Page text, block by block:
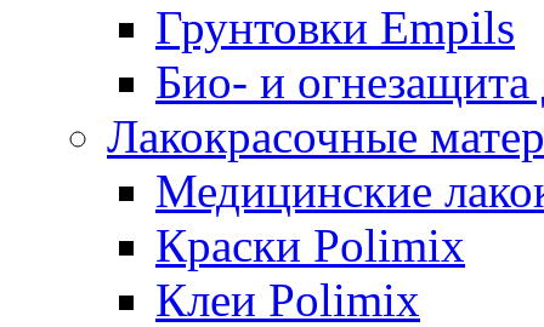
Грунтовки Empils
Био- и
Лакокрасочные
Медицинские
Краски Polimix
Клеи Polimix